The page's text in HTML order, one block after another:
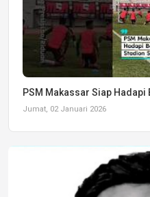
PSM Makassar Siap
Jumat, 02 Januari 2026